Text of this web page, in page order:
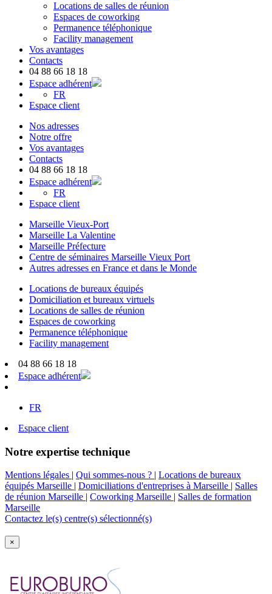
Locations de salles de réunion
Espaces de coworking
Permanence téléphonique
Facility management
Vos avantages
Contacts
04 88 66 18 18
Espace adhérent
FR
Espace client
Nos adresses
Notre offre
Vos avantages
Contacts
04 88 66 18 18
Espace adhérent
FR
Espace client
Marseille Vieux-Port
Marseille La Valentine
Marseille Préfecture
Centre de séminaires Marseille Vieux Port
Autres adresses en France et dans le Monde
Locations de bureaux équipés
Domiciliation et bureaux virtuels
Locations de salles de réunion
Espaces de coworking
Permanence téléphonique
Facility management
04 88 66 18 18
Espace adhérent
FR
Espace client
Notre expertise technique
Mentions légales | Qui sommes-nous ? | Locations de bureaux
équipés Marseille | Domiciliations d'entreprises à Marseille | Salles
de réunion Marseille | Coworking Marseille | Salles de formation
Marseille
Contactez le(s) centre(s) sélectionné(s)
×